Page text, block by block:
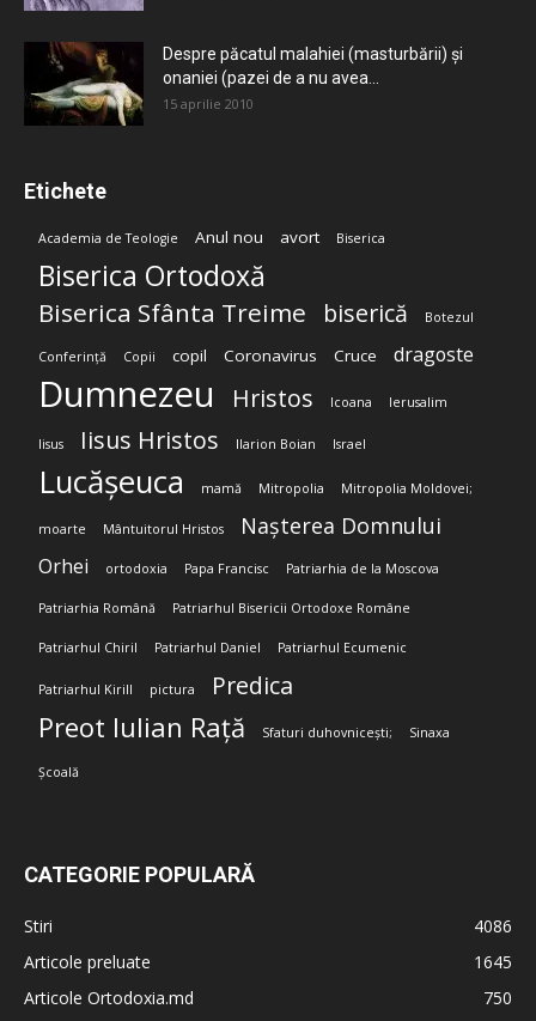
Despre păcatul malahiei (masturbării) şi
onaniei (pazei de a nu avea...
15 aprilie 2010
Etichete
Academia de Teologie Anul nou avort Biserica
Biserica Ortodoxă
Biserica Sfânta Treime biserică Botezul
Conferință Copii copil Coronavirus Cruce dragoste
Dumnezeu Hristos Icoana Ierusalim
Iisus Iisus Hristos Ilarion Boian Israel
Lucășeuca mamă Mitropolia Mitropolia Moldovei;
moarte Mântuitorul Hristos Nașterea Domnului
Orhei ortodoxia Papa Francisc Patriarhia de la Moscova
Patriarhia Română Patriarhul Bisericii Ortodoxe Române
Patriarhul Chiril Patriarhul Daniel Patriarhul Ecumenic
Patriarhul Kirill pictura Predica
Preot Iulian Rață Sfaturi duhovnicești; Sinaxa
Școală
CATEGORIE POPULARĂ
Stiri
4086
Articole preluate
1645
Articole Ortodoxia.md
750